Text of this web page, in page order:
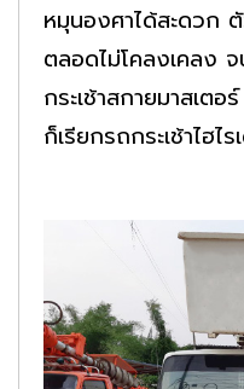
หมุนองศาได้สะดวก
ตลอดไม่โคลงเคลง
กระเช้าสกายมาสเต
ก็เรียกรถกระเช้าไฮไ